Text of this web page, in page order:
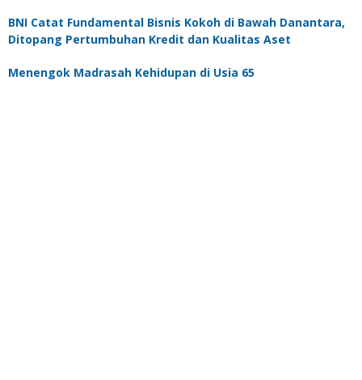
BNI Catat Fundamental Bisnis Kokoh di Bawah Danantara,
Ditopang Pertumbuhan Kredit dan Kualitas Aset
Menengok Madrasah Kehidupan di Usia 65